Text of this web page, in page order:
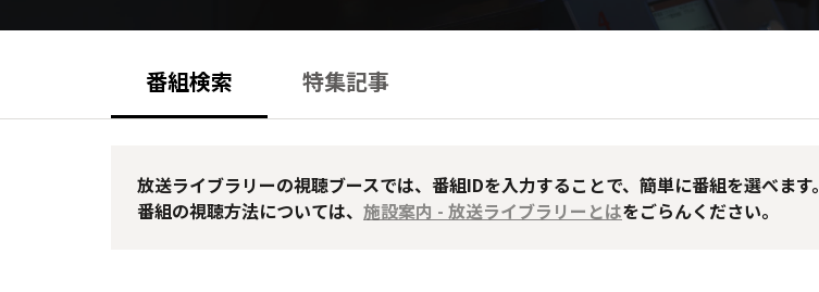
番組検索 特集記事
放送ライブラリーの視聴ブースでは、番組IDを入力することで、簡単に番組を選べます。
番組の視聴方法については、 施設案内 - 放送ライブラリーとはをごらんください。